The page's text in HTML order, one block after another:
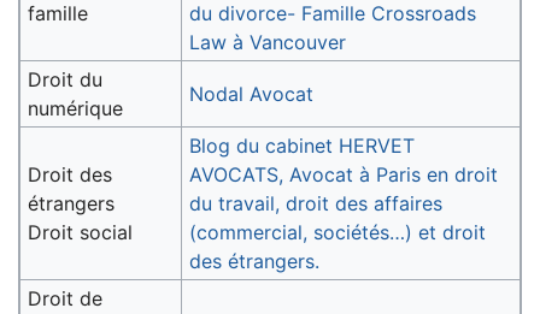
famille
du divorce- Famille Crossroads
Law à Vancouver
Droit du
numérique
Nodal Avocat
Droit des
étrangers
Droit social
Blog du cabinet HERVET
AVOCATS, Avocat à Paris en droit
du travail, droit des affaires
(commercial, sociétés…) et droit
des étrangers.
Droit de